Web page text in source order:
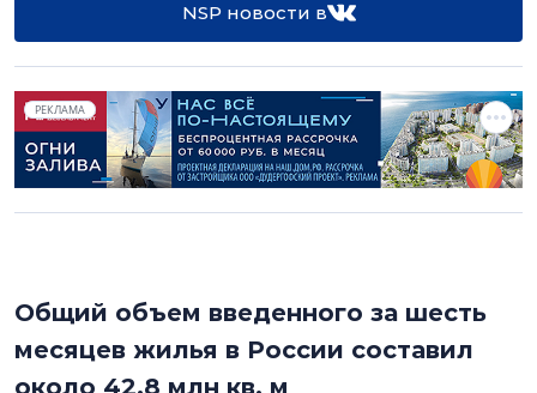
NSP новости в
РЕКЛАМА
Общий объем введенного за шесть
месяцев жилья в России составил
около 42,8 млн кв. м